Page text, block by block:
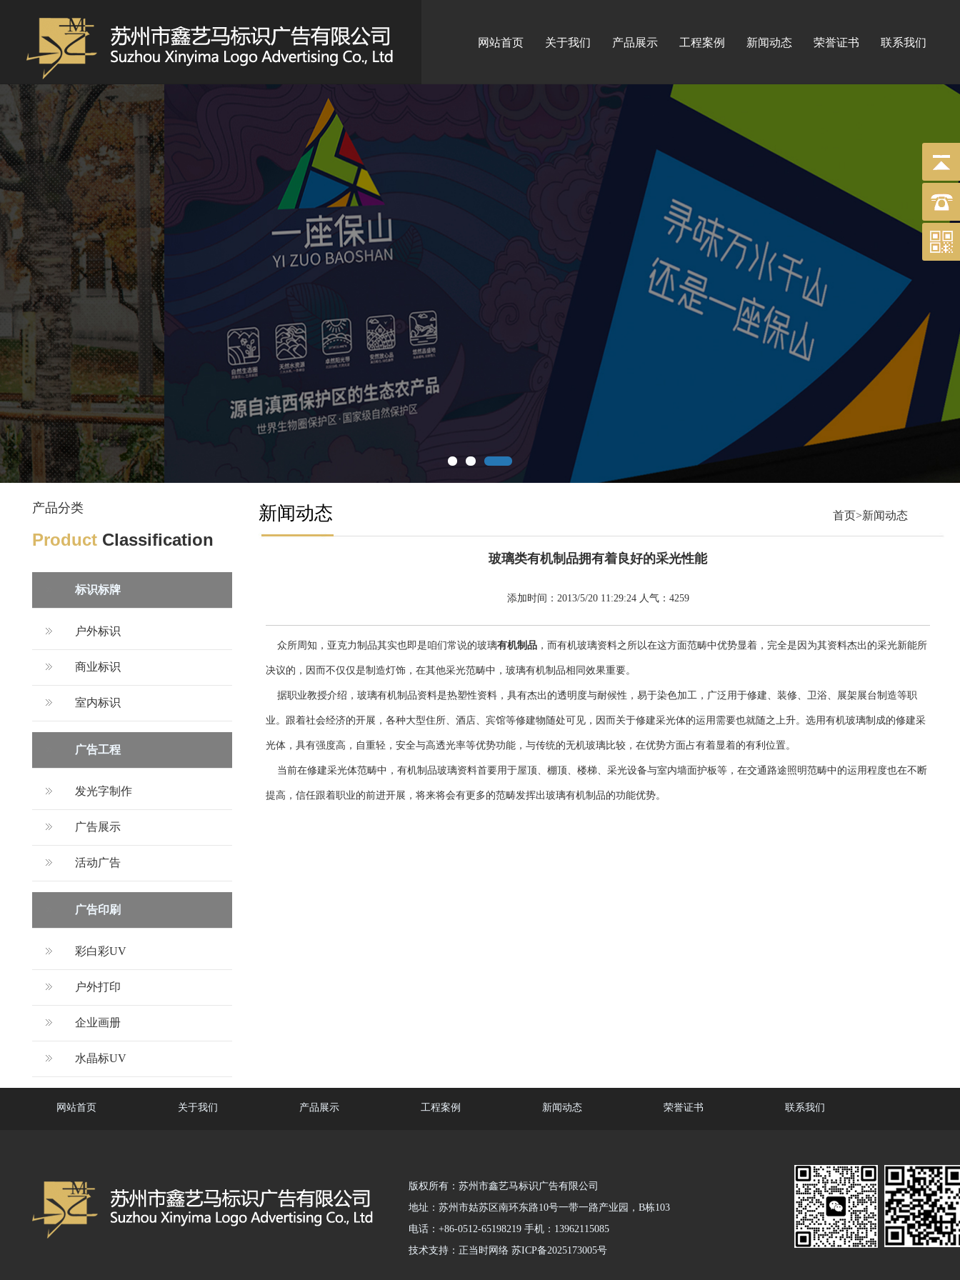
网站首页 关于我们 产品展示
标识标牌
广告工程
广告印刷
工程案例 新闻动态 荣誉证书 联系我们
产品分类
Product Classification
标识标牌
户外标识
商业标识
室内标识
广告工程
发光字制作
广告展示
活动广告
广告印刷
彩白彩UV
户外打印
企业画册
水晶标UV
新闻动态 首页>新闻动态
玻璃类有机制品拥有着良好的采光性能
添加时间：2013/5/20 11:29:24 人气：4259
众所周知，亚克力制品其实也即是咱们常说的玻璃有机制品 ，而有机玻璃资料之所以在这方面范畴中优势显着，完全是因为其资料杰出的采光新能所
决议的，因而不仅仅是制造灯饰，在其他采光范畴中，玻璃有机制品相同效果重要。
据职业教授介绍，玻璃有机制品资料是热塑性资料，具有杰出的透明度与耐候性，易于染色加工，广泛用于修建、装修、卫浴、展架展台制造等职
业。跟着社会经济的开展，各种大型住所、酒店、宾馆等修建物随处可见，因而关于修建采光体的运用需要也就随之上升。选用有机玻璃制成的修建采
光体，具有强度高，自重轻，安全与高透光率等优势功能，与传统的无机玻璃比较，在优势方面占有着显着的有利位置。
当前在修建采光体范畴中，有机制品玻璃资料首要用于屋顶、棚顶、楼梯、采光设备与室内墙面护板等，在交通路途照明范畴中的运用程度也在不断
提高，信任跟着职业的前进开展，将来将会有更多的范畴发挥出玻璃有机制品的功能优势。
网站首页 关于我们 产品展示 工程案例 新闻动态 荣誉证书 联系我们
版权所有：苏州市鑫艺马标识广告有限公司
地址：苏州市姑苏区南环东路10号一带一路产业园，B栋103
电话：+86-0512-65198219 手机：13962115085
技术支持：正当时网络 苏ICP备2025173005号